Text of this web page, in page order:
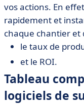
vos actions. En
rapidement et
chaque chantier et
le taux de
et le ROI.
Tableau
logiciels de